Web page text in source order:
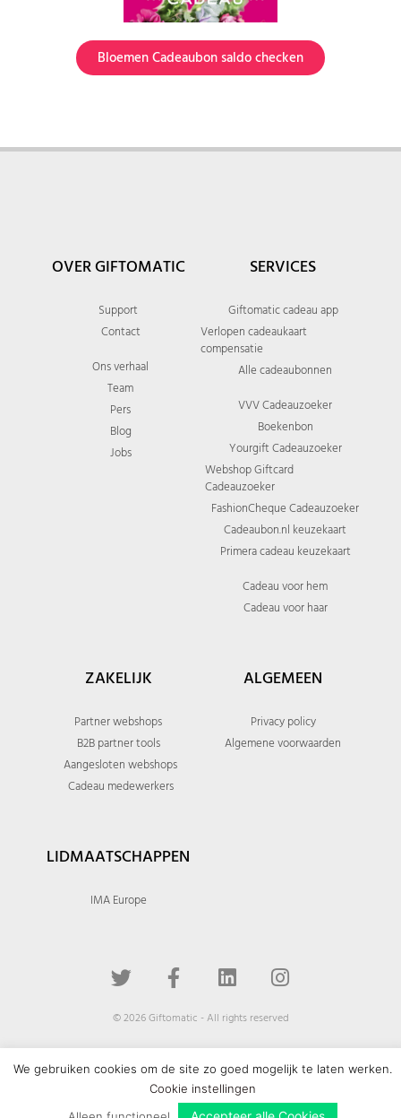
Bloemen Cadeaubon saldo checken
OVER GIFTOMATIC
Support
Contact
Ons verhaal
Team
Pers
Blog
Jobs
SERVICES
Giftomatic cadeau app
Verlopen cadeaukaart
compensatie
Alle cadeaubonnen
VVV Cadeauzoeker
Boekenbon
Yourgift Cadeauzoeker
Webshop Giftcard
Cadeauzoeker
FashionCheque Cadeauzoeker
Cadeaubon.nl keuzekaart
Primera cadeau keuzekaart
Cadeau voor hem
Cadeau voor haar
ZAKELIJK
Partner webshops
B2B partner tools
Aangesloten webshops
Cadeau medewerkers
ALGEMEEN
Privacy policy
Algemene voorwaarden
LIDMAATSCHAPPEN
IMA Europe
© 2026 Giftomatic - All rights reserved
We gebruiken cookies om de site zo goed mogelijk te laten werken.
Cookie instellingen